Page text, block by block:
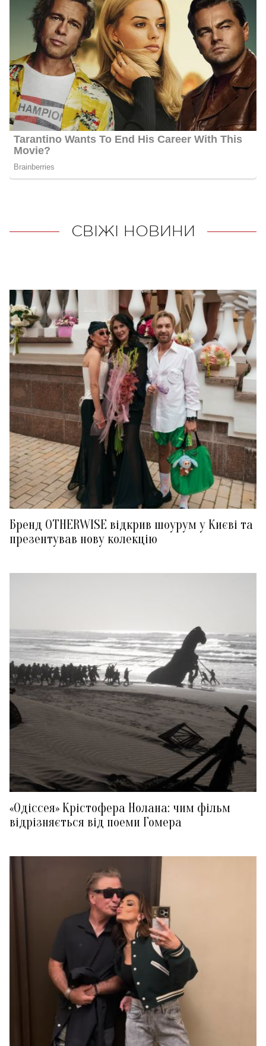
СВІЖІ НОВИНИ
Бренд OTHERWISE відкрив шоурум у Києві та
презентував нову колекцію
«Одіссея» Крістофера Нолана: чим фільм
відрізняється від поеми Гомера